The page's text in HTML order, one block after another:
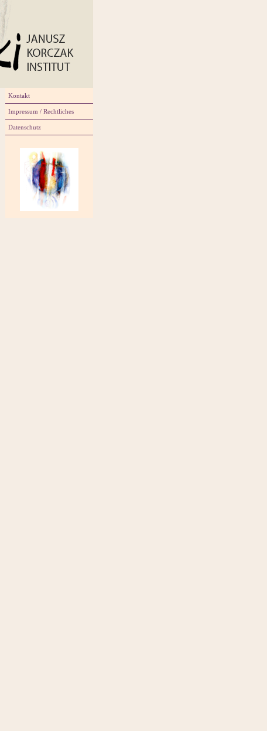
überspringen
Kontakt
Impressum / Rechtliches
Datenschutz